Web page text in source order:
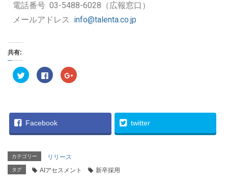
電話番号 03-5488-6028（広報窓口）
メールアドレス info@talenta.co.jp
共有:
ク
リ
i
t
t
で
共
有
新
F
a
で
共
有
に
は
リ
ク
リ
l
(
Facebook twitter
カテゴリー リリース
タグ AIアセスメント 新卒採用